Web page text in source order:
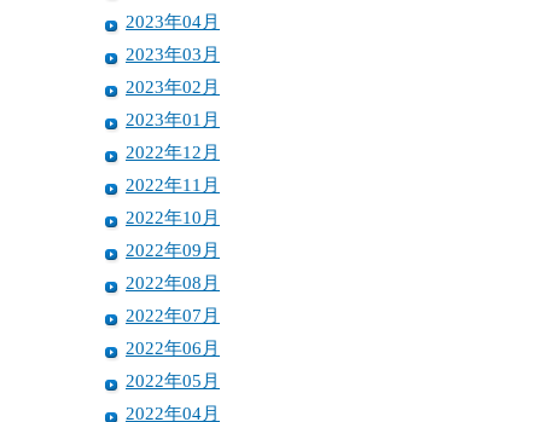
2023年04月
2023年03月
2023年02月
2023年01月
2022年12月
2022年11月
2022年10月
2022年09月
2022年08月
2022年07月
2022年06月
2022年05月
2022年04月